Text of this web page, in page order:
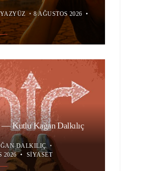
• 8 AĞUSTOS 2026 •
—Kutlu Kağan Dalkılıç
DALKILIÇ •
2026 • SIYASET